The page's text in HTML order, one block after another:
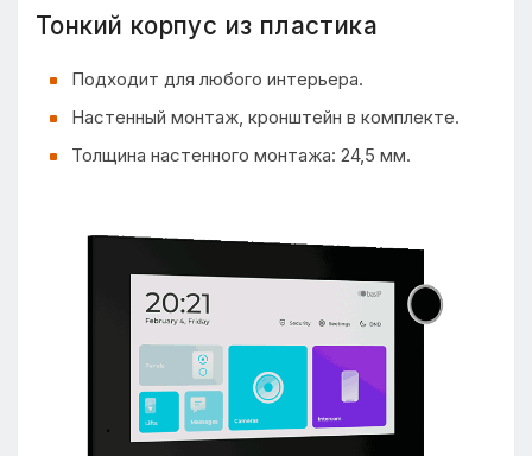
Тонкий корпус из пластика
Подходит для любого интерьера.
Настенный монтаж, кронштейн в комплекте.
Толщина настенного монтажа: 24,5 мм.